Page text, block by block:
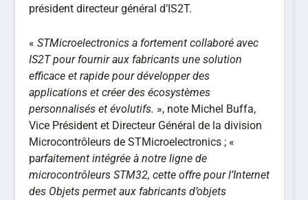
président directeur général d’IS2T.
«STMicroelectronics a fortement collaboré avec
IS2T pour fournir aux fabricants une solution
efficace et rapide pour développer des
applications et créer des écosystèmes
personnalisés et évolutifs. », note Michel Buffa,
Vice Président et Directeur Général de la division
Microcontrôleurs de STMicroelectronics ; «
parfaitement intégrée à notre ligne de
microcontrôleurs STM32, cette offre pour l’Internet
des Objets permet aux fabricants d’objets